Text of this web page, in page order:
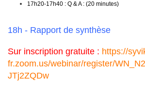
17h20-17h40 : Q & A : (20 minutes)
18h - Rapport de synthèse
Sur inscription gratuite : https://
fr.zoom.us/webinar/register/
JTj2ZQDw